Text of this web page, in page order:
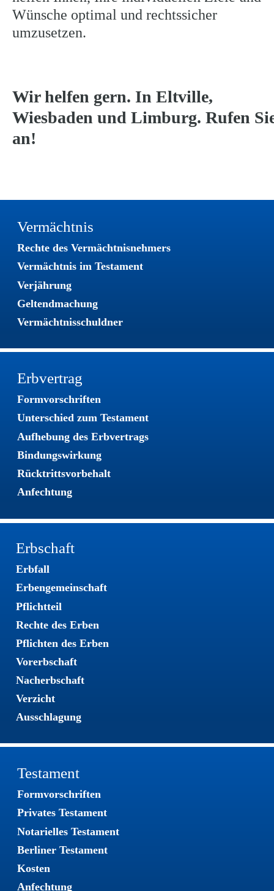
Erbschaft
Erbfall
Erbengemeinschaft
Pflichtteil
Rechte des Erben
Pflichten des Erben
Vorerbschaft
Nacherbschaft
Verzicht
Ausschlagung
Testament
Formvorschriften
Privates Testament
Notarielles Testament
Berliner Testament
Kosten
Anfechtung
Vermächtnis
Rechte des Vermächtnisnehmers
Vermächtnis im Testament
Verjährung
Geltendmachung
Vermächtnisschuldner
Erbvertrag
Formvorschriften
Unterschied zum Testament
Aufhebung des Erbvertrags
Bindungswirkung
Rücktrittsvorbehalt
Anfechtung
Wünsche optimal und rechtssicher
umzusetzen.
Wir helfen gern. In Eltville,
Wiesbaden und Limburg. Rufen
an!